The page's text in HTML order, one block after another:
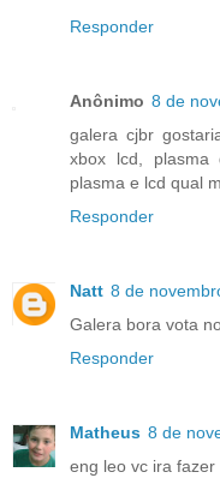
Responder
Anônimo 8 de
galera cjbr
xbox lcd,
plasma e lcd qual
Responder
Natt 8 de
Galera bora vota
Responder
Matheus 8 de
eng leo vc ira